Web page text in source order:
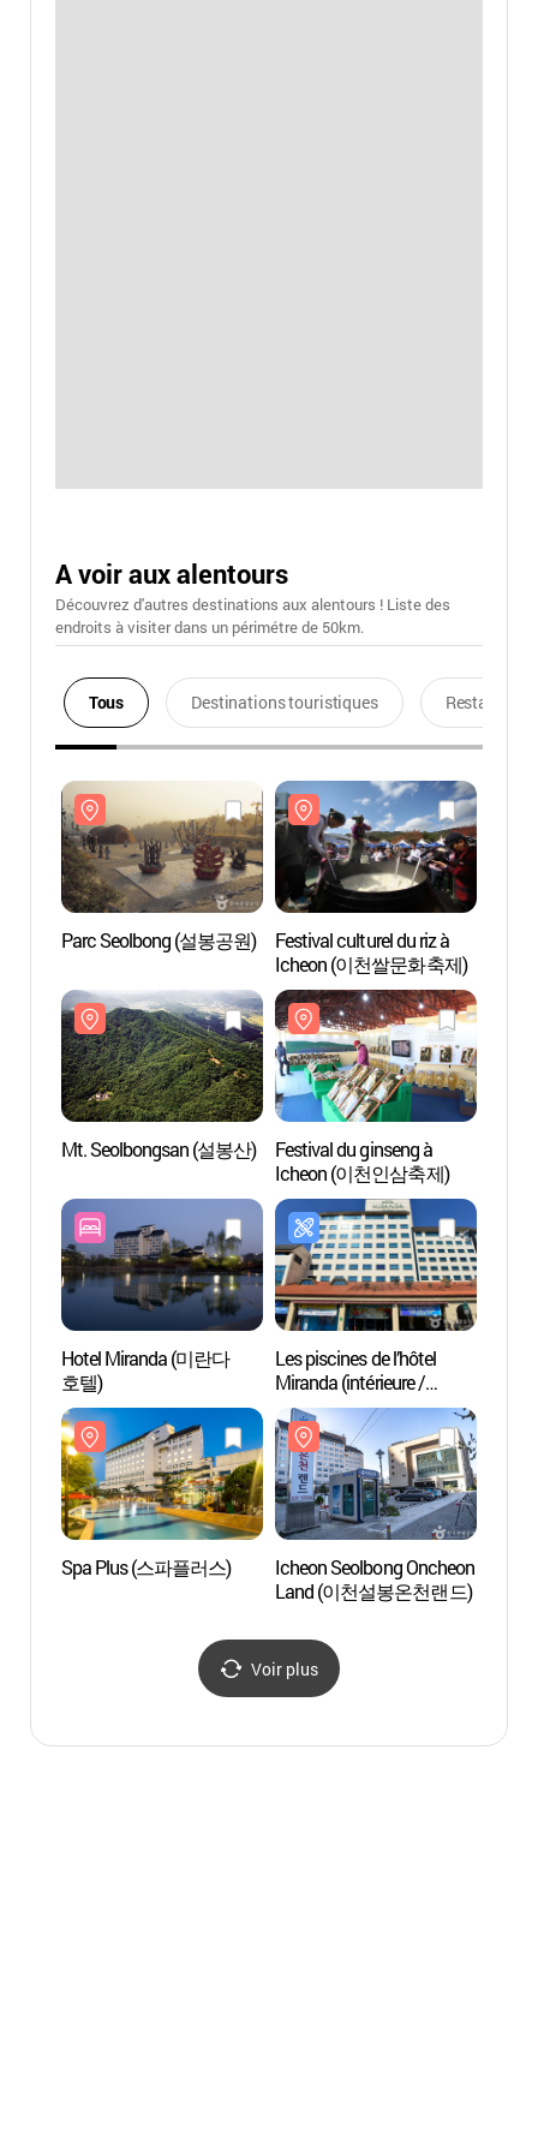
A voir aux alentours
Découvrez d'autres destinations aux alentours ! Liste des
endroits à visiter dans un périmétre de 50km.
Tous Destinations touristiques Restaurants
Parc Seolbong (설봉공원)
Festival culturel du riz à
Icheon (이천쌀문화축제)
Mt. Seolbongsan (설봉산)
Festival du ginseng à
Icheon (이천인삼축제)
Hotel Miranda (미란다
호텔)
Les piscines de l’hôtel
Miranda (intérieure /
extérieur)
Spa Plus (스파플러스)
Icheon Seolbong Oncheon
Land (이천설봉온천랜드)
Voir plus